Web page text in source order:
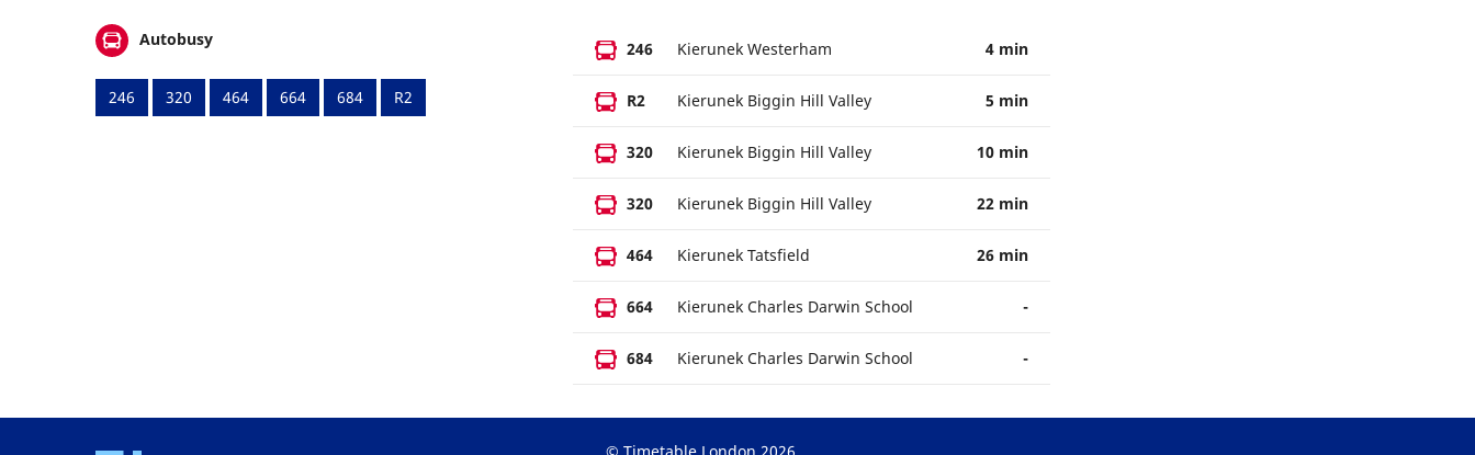
Autobusy
246 320 464 664 684 R2
246 Kierunek Westerham 4 min
R2 Kierunek Biggin Hill Valley 5 min
320 Kierunek Biggin Hill Valley 10 min
320 Kierunek Biggin Hill Valley 22 min
464 Kierunek Tatsfield 26 min
664 Kierunek Charles Darwin School -
684 Kierunek Charles Darwin School -